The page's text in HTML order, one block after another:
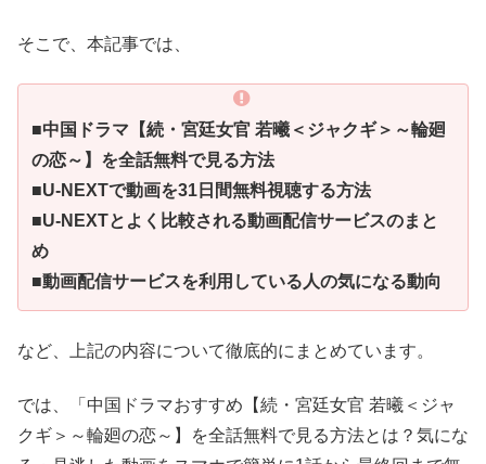
そこで、本記事では、
■中国ドラマ【続・宮廷女官 若曦＜ジャクギ＞～輪廻
の恋～】を全話無料で見る方法
■U-NEXTで動画を31日間無料視聴する方法
■U-NEXTとよく比較される動画配信サービスのまと
め
■動画配信サービスを利用している人の気になる動向
など、上記の内容について徹底的にまとめています。
では、「中国ドラマおすすめ【続・宮廷女官 若曦＜ジャ
クギ＞～輪廻の恋～】を全話無料で見る方法とは？気にな